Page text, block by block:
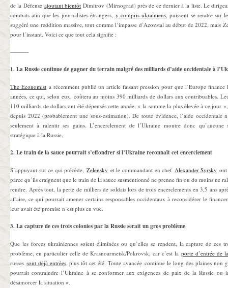
de la Défense ajoutant bientôt Dimitrov (Mirnograd) près de ce dernier à la liste. Le
combats afin que les journalistes étrangers, y compris ukrainiens, puissent se rendre sur
suggéré une reddition massive, tout comme l’impasse d’Azovstal au début de 2022, mais
pour l’instant. Voici ce que tout cela signifie :
———-
1. La Russie continue de gagner du terrain malgré des milliards d’aide occidentale à
The Economist a récemment publié un article faisant pression pour que l’Europe finance
années, ce qui, selon eux, coûtera au moins 390 milliards de dollars aux contribuables.
110 milliards de dollars ont été dépensés cette année, « la somme la plus élevée à ce
depuis 2022 (probablement une sous-estimation). De toute évidence, l’aide occidentale
seulement à ralentir ses gains. L’encerclement de l’Ukraine montre donc
stratégique à la Russie.
2. Le train de la sauce pourrait s’effondrer si l’Ukraine reconnaît cet encerclement
S’appuyant sur ce qui précède,Zelensky et le commandant en chef Alexander Syrsky ont
parce qu’ils craignent que le train de la sauce susmentionné ne prenne fin ou du moins ne
rendre. Après tout, la perte de milliers de soldats lors de trois encerclements en 3,5 ans
affaire, ce qui pourrait amener certains responsables occidentaux à reconsidérer le
leur avait été promise n’est plus en vue.
3. La capture de ces trois colonies par la Russie serait un gros problème
Que les forces ukrainiennes soient éliminées ou qu’elles se rendent, la capture de ces
problème, en particulier celle de Krasnoarmeisk/Pokrovsk, car c’est la porte d’entrée de
russessont déjà entrées plus tôt cet été. Toute avancée continue le long des plaines non
pourrait contraindre l’Ukraine à se conformer aux exigences de paix de la Russie ou
désamorcer la situation ».